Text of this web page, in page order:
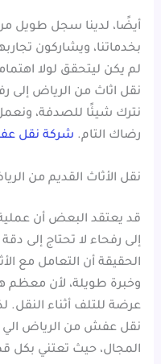
أيضًا، لدينا سجل طويل
بخدماتنا، ويشاركون
لم يكن ليتحقق لولا
نقل اثاث من الرياض إلى
نترك شيئًا للصدفة،
رضاك التام. شركة نقل
نقل الأثاث القديم من
قد يعتقد البعض أن
إلى رفحاء لا تحتاج إلى
الحقيقة أن التعامل مع
وخبرة طويلة، لأن معظم
عرضة للتلف أثناء
نقل عفش من الرياض الي
المجال، حيث تعتني بكل